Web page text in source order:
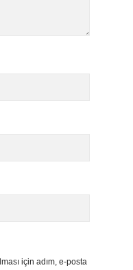
için adım, e-posta